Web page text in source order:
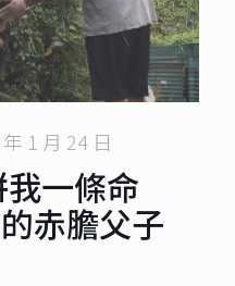
1 月 24 日
一條命
赤膽父子